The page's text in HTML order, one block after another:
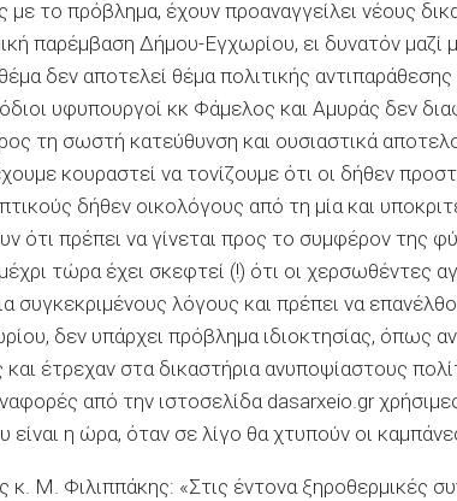
το πρόβλημα, έχουν προαναγγείλει νέους
παρέμβαση Δήμου-Εγχωρίου, ει δυνατόν
δεν αποτελεί θέμα πολιτικής
υφυπουργοί κκ Φάμελος και Αμυράς δεν
τη σωστή κατεύθυνση και ουσιαστικά
κουραστεί να τονίζουμε ότι οι δήθεν
δήθεν οικολόγους από τη μία και
ότι πρέπει να γίνεται προς το συμφέρον της
τώρα έχει σκεφτεί (!) ότι οι χερσωθέντες
συγκεκριμένους λόγους και πρέπει να
δεν υπάρχει πρόβλημα ιδιοκτησίας, όπως
και έτρεχαν στα δικαστήρια ανυποψίαστους
από την ιστοσελίδα dasarxeio.gr
η ώρα, όταν σε λίγο θα χτυπούν οι
κ. Μ. Φιλιππάκης: «Στις έντονα ξηροθερμικές